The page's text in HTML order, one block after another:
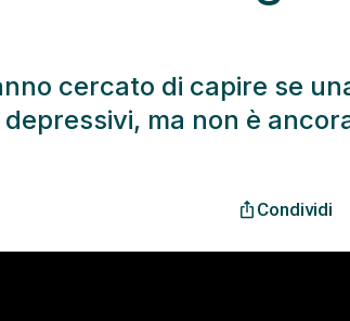
cercato di capire se
ma non è
ios_share Condividi